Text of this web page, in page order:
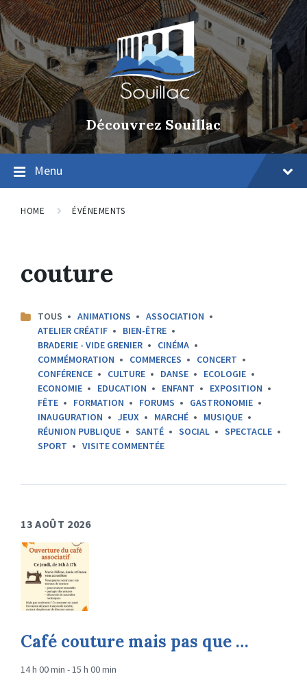
Découvrez Souillac
Menu
HOME ÉVÉNEMENTS
couture
CATEGORIES:
TOUS ANIMATIONS
ASSOCIATION
ATELIER CRÉATIF
BIEN-ÊTRE
BRADERIE - VIDE GRENIER
CINÉMA
COMMÉMORATION
COMMERCES
CONCERT
CONFÉRENCE
CULTURE DANSE
ECOLOGIE
ECONOMIE
EDUCATION ENFANT
EXPOSITION
FÊTE
FORMATION FORUMS
GASTRONOMIE
INAUGURATION
JEUX MARCHÉ
MUSIQUE
RÉUNION PUBLIQUE
SANTÉ SOCIAL
SPECTACLE
SPORT
VISITE COMMENTÉE
13 AOÛT 2026
Café couture mais pas que …
14 h 00 min - 15 h 00 min